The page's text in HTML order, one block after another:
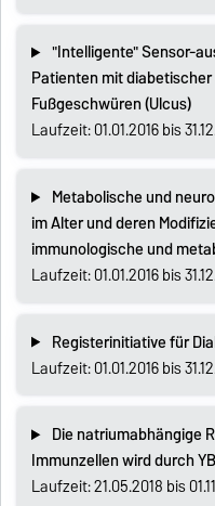
"Intelligente" Sensor-
Patienten mit
Fußgeschwüren (Ulcus)
Laufzeit: 01.01.2016 bis
Metabolische und
im Alter und deren
immunologische und
Laufzeit: 01.01.2016 bis
Registerinitiative für
Laufzeit: 01.01.2016 bis
Die natriumabhängige
Immunzellen wird durch
Laufzeit: 21.05.2018 bis